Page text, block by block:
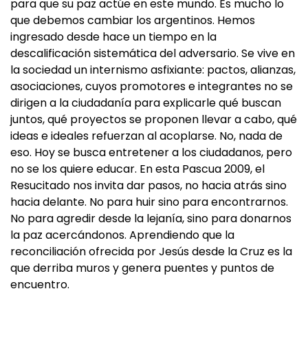
para que su paz actúe en este mundo. Es mucho lo
que debemos cambiar los argentinos. Hemos
ingresado desde hace un tiempo en la
descalificación sistemática del adversario. Se vive en
la sociedad un internismo asfixiante: pactos, alianzas,
asociaciones, cuyos promotores e integrantes no se
dirigen a la ciudadanía para explicarle qué buscan
juntos, qué proyectos se proponen llevar a cabo, qué
ideas e ideales refuerzan al acoplarse. No, nada de
eso. Hoy se busca entretener a los ciudadanos, pero
no se los quiere educar. En esta Pascua 2009, el
Resucitado nos invita dar pasos, no hacia atrás sino
hacia delante. No para huir sino para encontrarnos.
No para agredir desde la lejanía, sino para donarnos
la paz acercándonos. Aprendiendo que la
reconciliación ofrecida por Jesús desde la Cruz es la
que derriba muros y genera puentes y puntos de
encuentro.